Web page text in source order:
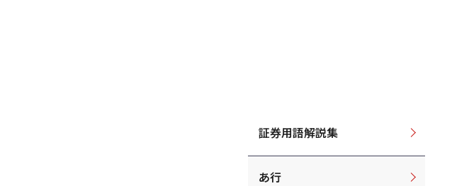
証券用語解説集
あ行